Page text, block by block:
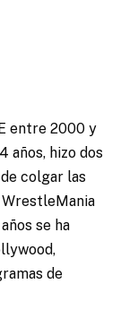
entre 2000 y
años, hizo dos
colgar las
se ha
de